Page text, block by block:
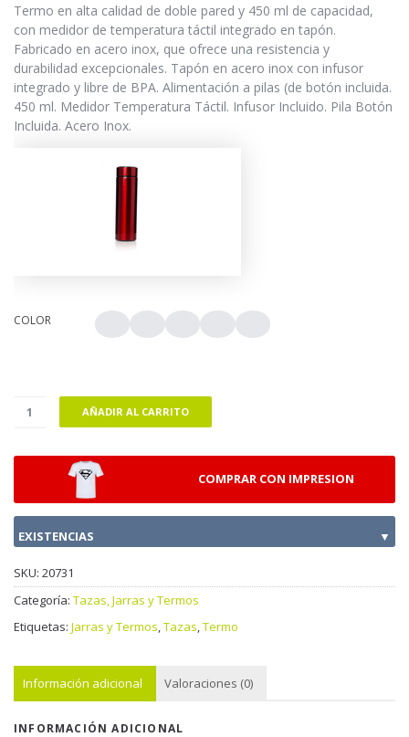
Termo en alta calidad de doble pared y 450 ml de capacidad,
con medidor de temperatura táctil integrado en tapón.
Fabricado en acero inox, que ofrece una resistencia y
durabilidad excepcionales. Tapón en acero inox con infusor
integrado y libre de BPA. Alimentación a pilas (de botón incluida.
450 ml. Medidor Temperatura Táctil. Infusor Incluido. Pila Botón
Incluida. Acero Inox.
COLOR
AÑADIR AL CARRITO
COMPRAR CON IMPRESION
EXISTENCIAS ▼
SKU: 20731
Categoría: Tazas, Jarras y Termos
Etiquetas: Jarras y Termos,Tazas,Termo
Información adicional Valoraciones (0)
INFORMACIÓN ADICIONAL